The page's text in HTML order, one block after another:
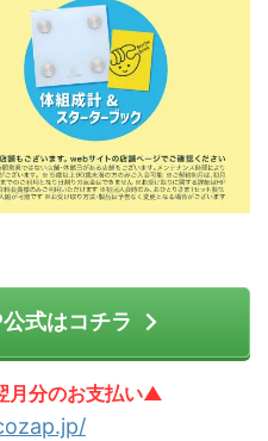
式はコチラ
分のお支払い▲